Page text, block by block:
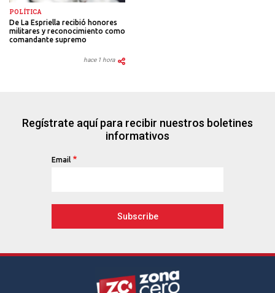
POLÍTICA
De La Espriella recibió honores
militares y reconocimiento como
comandante supremo
hace 1 hora
Regístrate aquí para recibir nuestros boletines
informativos
Email